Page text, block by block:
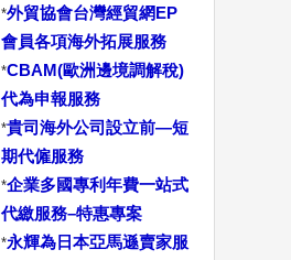
*外貿協會台灣經貿網EP
會員各項海外拓展服務
*CBAM(歐洲邊境調解稅)
代為申報服務
*貴司海外公司設立前—短
期代僱服務
*企業多國專利年費一站式
代繳服務–特惠專案
*永輝為日本亞馬遜賣家服